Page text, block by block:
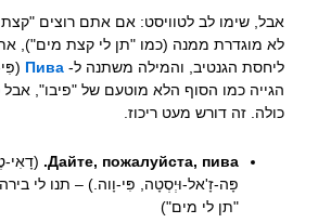
אבל, שימו לב לטוויסט: אם אתם רוצים
לא מוגדרת ממנה (כמו "תן לי קצת מים"),
ליחסת הגנטיב, והמילה משתנה ל- Пива
הגייה כמו הסוף הלא מוטעם של "פיבו", אבל
כולה. זה דורש מעט ריכוז.
Дайте, пожалуйста, пива. (דָאִי-
פָּה-זָ'אל-וּיְסְטָה, פִּי-וָוה.) – תנו לי
"תן לי מים")